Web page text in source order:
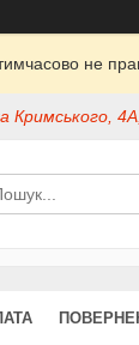
не
Кримського,